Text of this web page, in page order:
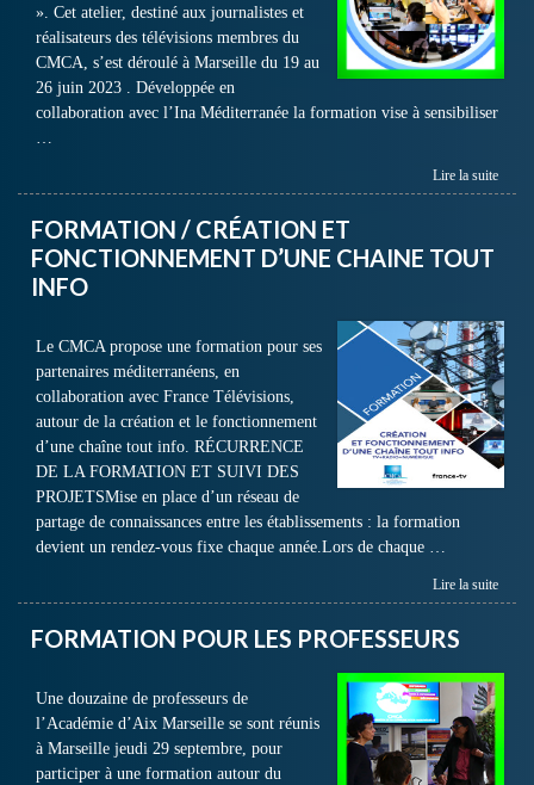
». Cet atelier, destiné aux journalistes et
réalisateurs des télévisions membres du
CMCA, s’est déroulé à Marseille du 19 au
26 juin 2023 . Développée en
collaboration avec l’Ina Méditerranée la formation vise à sensibiliser
…
Lire la suite
FORMATION / CRÉATION ET
FONCTIONNEMENT D’UNE CHAINE TOUT
INFO
Le CMCA propose une formation pour ses
partenaires méditerranéens, en
collaboration avec France Télévisions,
autour de la création et le fonctionnement
d’une chaîne tout info. RÉCURRENCE
DE LA FORMATION ET SUIVI DES
PROJETSMise en place d’un réseau de
partage de connaissances entre les établissements : la formation
devient un rendez-vous fixe chaque année.Lors de chaque …
Lire la suite
FORMATION POUR LES PROFESSEURS
Une douzaine de professeurs de
l’Académie d’Aix Marseille se sont réunis
à Marseille jeudi 29 septembre, pour
participer à une formation autour du